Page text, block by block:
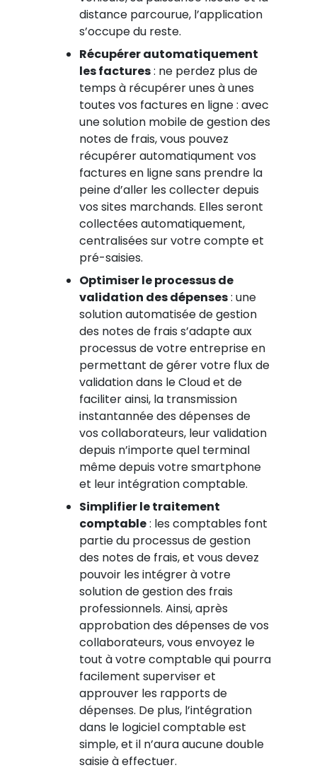
distance parcourue, l’application
s’occupe du reste.
Récupérer automatiquement
les factures: ne perdez plus de
temps à récupérer unes à unes
toutes vos factures en ligne : avec
une solution mobile de gestion des
notes de frais, vous pouvez
récupérer automatiqument vos
factures en ligne sans prendre la
peine d’aller les collecter depuis
vos sites marchands. Elles seront
collectées automatiquement,
centralisées sur votre compte et
pré-saisies.
Optimiser le processus de
validation des dépenses: une
solution automatisée de gestion
des notes de frais s’adapte aux
processus de votre entreprise en
permettant de gérer votre flux de
validation dans le Cloud et de
faciliter ainsi, la transmission
instantannée des dépenses de
vos collaborateurs, leur validation
depuis n’importe quel terminal
même depuis votre smartphone
et leur intégration comptable.
Simplifier le traitement
comptable: les comptables font
partie du processus de gestion
des notes de frais, et vous devez
pouvoir les intégrer à votre
solution de gestion des frais
professionnels. Ainsi, après
approbation des dépenses de vos
collaborateurs, vous envoyez le
tout à votre comptable qui pourra
facilement superviser et
approuver les rapports de
dépenses. De plus, l’intégration
dans le logiciel comptable est
simple, et il n’aura aucune double
saisie à effectuer.